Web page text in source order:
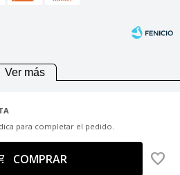
para completar el pedido.
COMPRAR
Ver más